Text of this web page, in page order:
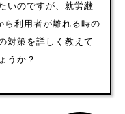
いのですが、就労継
ら利用者が離れる時の
対策を詳しく教えて
うか？